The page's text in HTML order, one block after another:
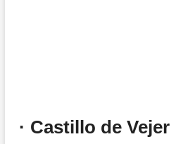
· Castillo de Vejer